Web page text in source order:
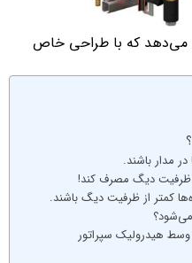
می‌دهد که با طراحی خاص
مدار باشند.
ظرفیت دیگ مصرف کند!
کمتر از ظرفیت دیگ باشند.
وسط هیدرولیک سپراتور